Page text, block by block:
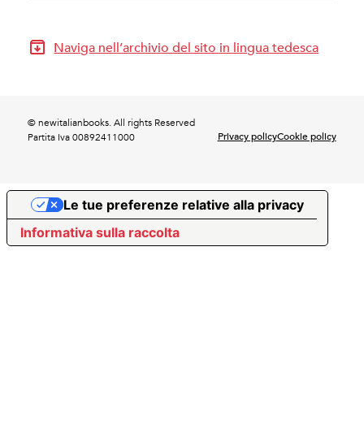
Naviga nell’archivio del sito in lingua tedesca
© newitalianbooks. All rights Reserved
Partita Iva 00892411000
Privacy policyCookie policy
Informativa sulla raccolta
Le tue preferenze relative alla privacy